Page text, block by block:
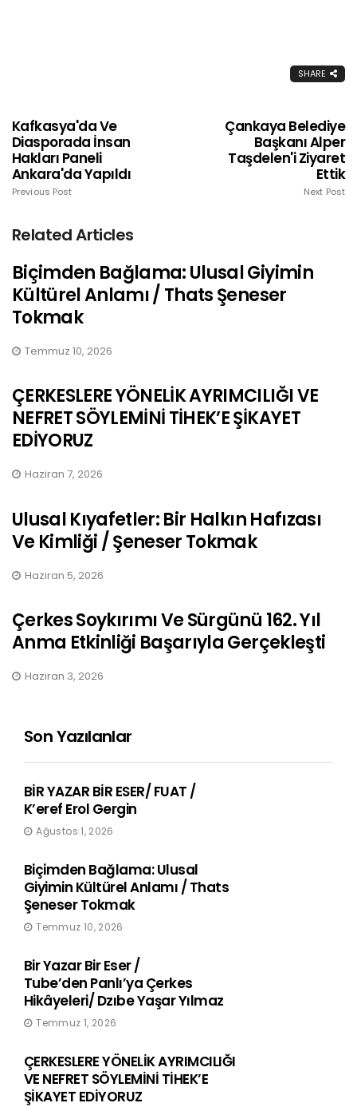
SHARE
Kafkasya'da Ve
Diasporada İnsan
Hakları Paneli
Ankara'da Yapıldı
Previous Post
Çankaya Belediye
Başkanı Alper
Taşdelen'i Ziyaret
Ettik
Next Post
Related Articles
Biçimden Bağlama: Ulusal Giyimin
Kültürel Anlamı / Thats Şeneser
Tokmak
Temmuz 10, 2026
ÇERKESLERE YÖNELİK AYRIMCILIĞI VE
NEFRET SÖYLEMİNİ TİHEK’E ŞİKAYET
EDİYORUZ
Haziran 7, 2026
Ulusal Kıyafetler: Bir Halkın Hafızası
Ve Kimliği / Şeneser Tokmak
Haziran 5, 2026
Çerkes Soykırımı Ve Sürgünü 162. Yıl
Anma Etkinliği Başarıyla Gerçekleşti
Haziran 3, 2026
Son Yazılanlar
BİR YAZAR BİR ESER/ FUAT /
K’eref Erol Gergin
Ağustos 1, 2026
Biçimden Bağlama: Ulusal
Giyimin Kültürel Anlamı / Thats
Şeneser Tokmak
Temmuz 10, 2026
Bir Yazar Bir Eser /
Tube’den Panlı’ya Çerkes
Hikâyeleri/ Dzıbe Yaşar Yılmaz
Temmuz 1, 2026
ÇERKESLERE YÖNELİK AYRIMCILIĞI
VE NEFRET SÖYLEMİNİ TİHEK’E
ŞİKAYET EDİYORUZ